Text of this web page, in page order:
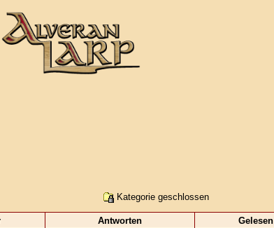
Kategorie geschlossen
Antworten Gelesen